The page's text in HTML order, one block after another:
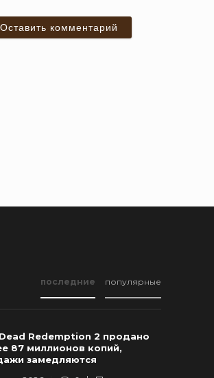
последние популярные
Redemption 2 продано
87 миллионов копий,
замедляются